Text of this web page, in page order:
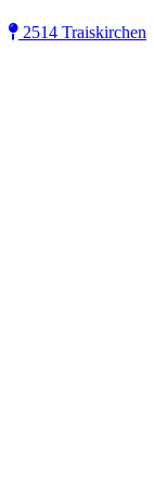
2514 Traiskirchen